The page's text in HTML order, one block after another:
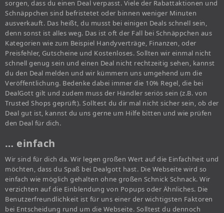
sorgen, dass du einen Deal verpasst. Viele der Rabattaktionen und
Schnäppchen sind befristetet oder binnen weniger Minuten
ausverkauft. Das heißt, du musst bei einigen Deals schnell sein,
denn sonst ist alles weg. Das ist oft der Fall bei Schnäppchen aus
Kategorien wie zum Beispiel Handyverträge, Finanzen, oder
Preisfehler, Gutscheine und Kostenloses. Sollten wir einmal nicht
schnell genug sein und einen Deal nicht rechtzeitig sehen, kannst
du den Deal melden und wir kümmern uns umgehend um die
Veröffentlichung. Bedenke dabei immer die 10% Regel, die bei
DealGott gilt und zudem muss der Händler seriös sein (z.B. von
Trusted Shops geprüft). Solltest du dir mal nicht sicher sein, ob der
Deal gut ist, kannst du uns gerne um Hilfe bitten und wie prüfen
den Deal für dich.
… einfach
Wir sind für dich da. Wir legen großen Wert auf die Einfachheit und
möchten, dass du Spaß bei Dealgott hast. Die Webseite wird so
einfach wie möglich gehalten ohne großen Schnick Schnack. Wir
verzichten auf die Einblendung von Popups oder Ähnliches. Die
Benutzerfreundlichkeit ist für uns einer der wichtigsten Faktoren
bei Entscheidung rund um die Webseite. Solltest du dennoch